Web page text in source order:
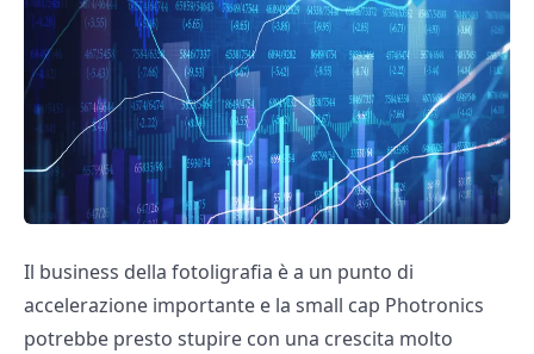
Il business della fotoligrafia è a un punto di
accelerazione importante e la small cap Photronics
potrebbe presto stupire con una crescita molto